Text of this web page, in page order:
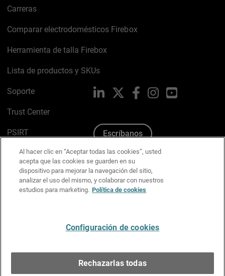
Carreras
Comparar electrodomésticos Firebox
Herramienta de talla Firebox
Lista de productos y SKUs
Soporte
Trust Center
PSIRT
Política de cookies
Política de privacidad
Kit de medios y marca
LinkedIn FacebookInstagramYouTube
Escríbanos
Al hacer clic en “Aceptar todas las cookies”, usted
acepta que las cookies se guarden en su
dispositivo para mejorar la navegación del sitio,
analizar el uso del mismo, y colaborar con nuestros
estudios para marketing. Política de cookies
Configuración de cookies
Rechazarlas todas